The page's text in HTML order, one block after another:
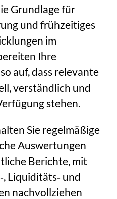
Grundlage für
und frühzeitiges
im
Ihre
auf, dass relevante
verständlich und
stehen.
Sie regelmäßige
Auswertungen
Berichte, mit
Liquiditäts‑ und
nachvollziehen